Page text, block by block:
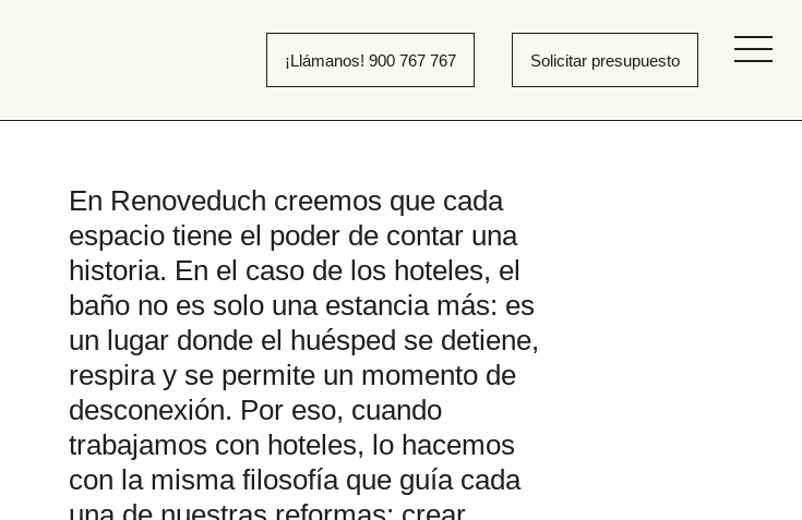
¡Llámanos! 900 767 767 Solicitar presupuesto
En Renoveduch creemos que cada
espacio tiene el poder de contar una
historia. En el caso de los hoteles, el
baño no es solo una estancia más: es
un lugar donde el huésped se detiene,
respira y se permite un momento de
desconexión. Por eso, cuando
trabajamos con hoteles, lo hacemos
con la misma filosofía que guía cada